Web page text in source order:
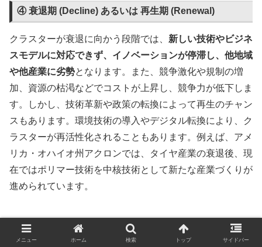
④ 衰退期 (Decline) あるいは 再生期 (Renewal)
クラスターが衰退に向かう段階では、 新しい技術やビジネ
スモデルに対応できず、イノベーションが停滞し、他地域
や他産業に劣勢となります。また、競争激化や規制の増
加、資源の枯渇などでコストが上昇し、競争力が低下しま
す。しかし、技術革新や政策の転換によって再生のチャン
スもあります。環境技術の導入やデジタル転換により、ク
ラスターが再活性化されることもあります。例えば、アメ
リカ・オハイオ州アクロンでは、タイヤ産業の衰退後、現
在ではポリマー技術を中核技術として新たな産業づくりが
進められています。
図１ クラスター・ライフサイクル
メニュー ホーム 検索 トップ サイドバー